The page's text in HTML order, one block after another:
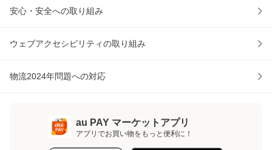
安心・安全への取り組み
ウェブアクセシビリティの取り組み
物流2024年問題への対応
au PAY マーケットアプリ
アプリでお買い物をもっと便利に！